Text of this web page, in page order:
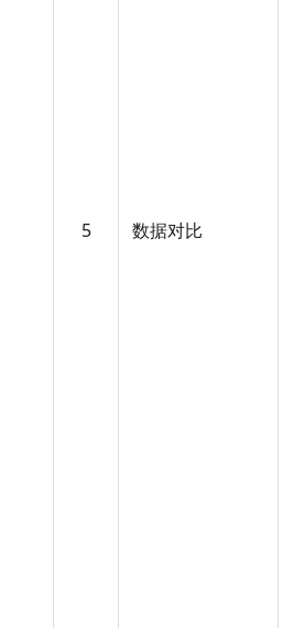
5 数据对比